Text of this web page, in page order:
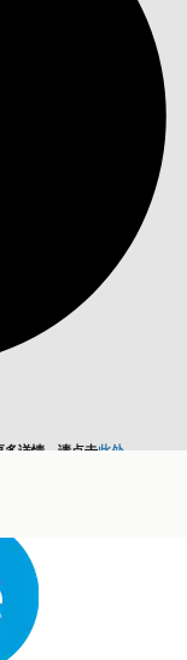
多详情，请点击此处